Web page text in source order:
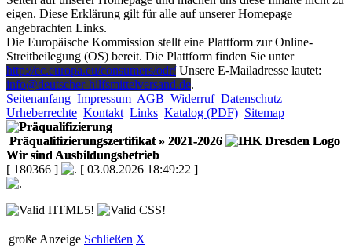
eigen. Diese Erklärung gilt für alle auf unserer Homepage
angebrachten Links.
Die Europäische Kommission stellt eine Plattform zur Online-
Streitbeilegung (OS) bereit. Die Plattform finden Sie unter
http://ec.europa.eu/consumers/odr/Unsere E-Mailadresse lautet:
info@deutscher-hilfsmittelversand.de.
Seitenanfang Impressum AGB Widerruf Datenschutz
Urheberrechte Kontakt Links Katalog (PDF) Sitemap
Präqualifizierungszertifikat » 2021-2026
Wir sind Ausbildungsbetrieb
[ 180366 ]
[ 03.08.2026 18:49:22 ]
große Anzeige Schließen X